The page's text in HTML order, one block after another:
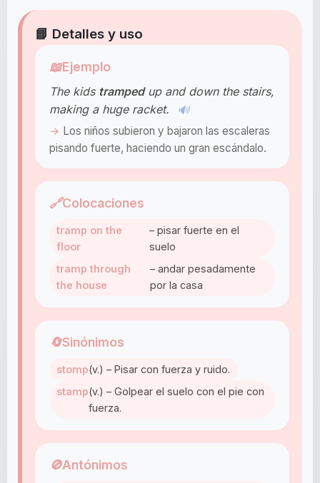
📘 Detalles y uso
📖Ejemplo
The kids trampedup and down the stairs,
making a huge racket.
🔊
Los niños subieron y bajaron las escaleras
pisando fuerte, haciendo un gran escándalo.
🔗Colocaciones
tramp on the
floor
– pisar fuerte en el
suelo
tramp through
the house
– andar pesadamente
por la casa
🔄Sinónimos
stomp(v.) – Pisar con fuerza y ruido.
stamp(v.) – Golpear el suelo con el pie con
fuerza.
🚫Antónimos